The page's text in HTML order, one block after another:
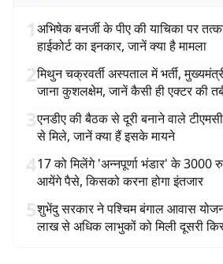
1अभिषेक बनर्जी के पीए की याचिका पर
हाईकोर्ट का इनकार, जानें क्या है मामला
2मिथुन चक्रवर्ती अस्पताल में भर्ती,
जाना कुशलक्षेम, जानें कैसी ही एक्टर की
3एनडीए की बैठक से दूरी बनाने वाले
से मिले, जानें क्या हैं इसके मायने
417 को मिलेंगे 'अन्नपूर्णा भंडार' के 3000
आयेंगे पैसे, किसको करना होगा इंतजार
5शुभेंदु सरकार ने पश्चिम बंगाल आवास
लाख से अधिक लाभुकों को मिली दूसरी